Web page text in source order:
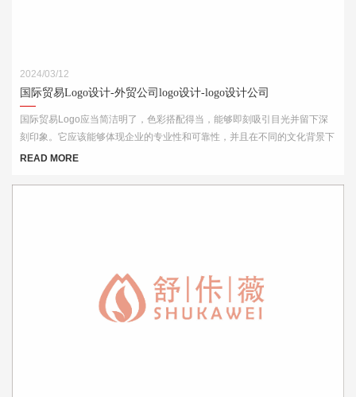
2024/03/12
国际贸易Logo设计-外贸公司logo设计-logo设计公司
国际贸易Logo应当简洁明了，色彩搭配得当，能够即刻吸引目光并留下深
刻印象。它应该能够体现企业的专业性和可靠性，并且在不同的文化背景下
都能够被理解和接受。此外，Logo的设计还需考虑到其在各种媒介上的应
READ MORE